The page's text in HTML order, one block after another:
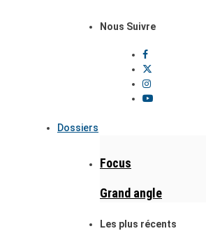
Nous Suivre
Dossiers
Focus
Grand angle
Les plus récents